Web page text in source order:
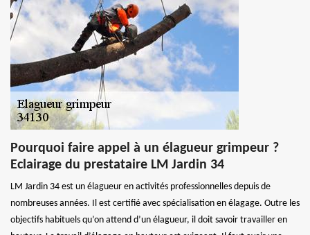
Pourquoi faire appel à un élagueur grimpeur ?
Eclairage du prestataire LM Jardin 34
LM Jardin 34 est un élagueur en activités professionnelles depuis de
nombreuses années. Il est certifié avec spécialisation en élagage. Outre les
objectifs habituels qu’on attend d’un élagueur, il doit savoir travailler en